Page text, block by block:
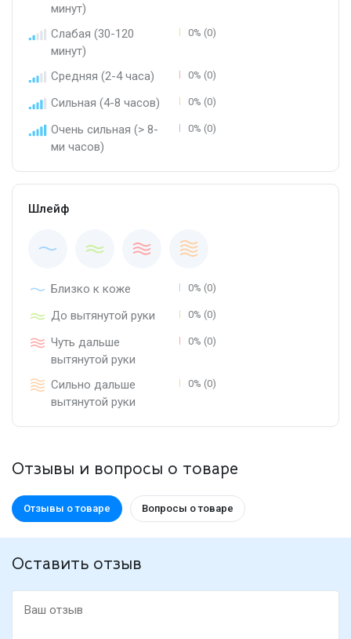
минут)
Слабая (30-120
минут)
0% (0)
Средняя (2-4 часа) 0% (0)
Сильная (4-8 часов) 0% (0)
Очень сильная (> 8-
ми часов)
0% (0)
Шлейф
Близко к коже 0% (0)
До вытянутой руки 0% (0)
Чуть дальше
вытянутой руки
0% (0)
Сильно дальше
вытянутой руки
0% (0)
Отзывы и вопросы о товаре
Отзывы о товаре Вопросы о товаре
Оставить отзыв